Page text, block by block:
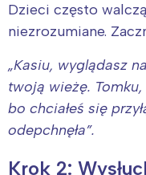
Dzieci często
niezrozumiane.
„Kasiu, wyglądasz
twoją wieżę.
bo chciałeś się
odepchnęła”.
Krok 2: